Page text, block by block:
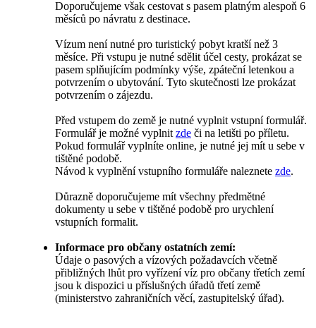
Doporučujeme však cestovat s pasem platným alespoň 6
měsíců po návratu z destinace.
Vízum není nutné pro turistický pobyt kratší než 3
měsíce. Při vstupu je nutné sdělit účel cesty, prokázat se
pasem splňujícím podmínky výše, zpáteční letenkou a
potvrzením o ubytování. Tyto skutečnosti lze prokázat
potvrzením o zájezdu.
Před vstupem do země je nutné vyplnit vstupní formulář.
Formulář je možné vyplnit zde či na letišti po příletu.
Pokud formulář vyplníte online, je nutné jej mít u sebe v
tištěné podobě.
Návod k vyplnění vstupního formuláře naleznete zde.
Důrazně doporučujeme mít všechny předmětné
dokumenty u sebe v tištěné podobě pro urychlení
vstupních formalit.
Informace pro občany ostatních zemí:
Údaje o pasových a vízových požadavcích včetně
přibližných lhůt pro vyřízení víz pro občany třetích zemí
jsou k dispozici u příslušných úřadů třetí země
(ministerstvo zahraničních věcí, zastupitelský úřad).